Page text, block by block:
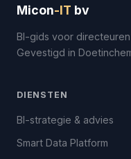
Micon-IT bv
BI-gids voor
Gevestigd in
DIENSTEN
BI-strategie & advies
Smart Data Platform